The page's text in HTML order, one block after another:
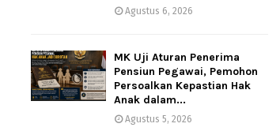
Agustus 6, 2026
MK Uji Aturan Penerima
Pensiun Pegawai, Pemohon
Persoalkan Kepastian Hak
Anak dalam...
Agustus 5, 2026